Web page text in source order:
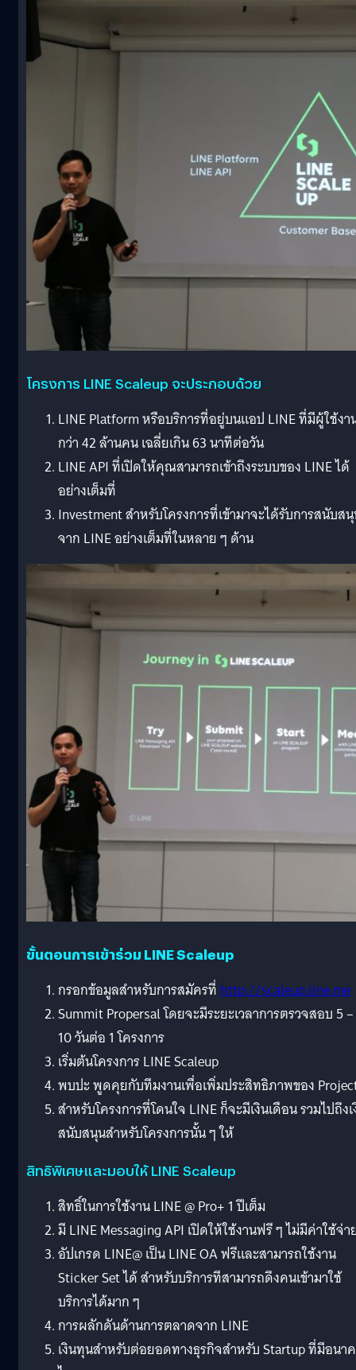
โครงการ LINE Scaleup จะประกอบด้วย
LINE Platform หรือบริการที่อยู่บนแอป LINE ที่มีผู้ใช้งา
กว่า 42 ล้านคน เฉลี่ยเกิน 63 นาทีต่อวัน
LINE API ที่เปิดให้คุณสามารถเข้าถึงระบบของ LINE ได้
อย่างเต็มที่
Investment สำหรับโครงการที่เข้ามาจะได้รับการสนับส
จาก LINE อย่างเต็มที่ในหลาย ๆ ด้าน
ขั้นตอนการเข้าร่วม LINE Scaleup
กรอกข้อมูลสำหรับการสมัครที่http://scaleup.line.me
Summit Propersal โดยจะมีระยะเวลาการตรวจสอบ 5 –
10 วันต่อ 1 โครงการ
เริ่มต้นโครงการ LINE Scaleup
พบปะ พูดคุยกับทีมงานเพื่อเพิ่มประสิทธิภาพของ
สำหรับโครงการที่โดนใจ LINE ก็จะมีเงินเดือน รวมไปถึง
สนับสนุนสำหรับโครงการนั้น ๆ ให้
สิทธิพิเศษและมอบให้ LINE Scaleup
สิทธิ์ในการใช้งาน LINE @ Pro+ 1 ปีเต็ม
มี LINE Messaging API เปิดให้ใช้งานฟรี ๆ ไม่มีค่าใช้จ่า
อัปเกรด LINE@ เป็น LINE OA ฟรีและสามารถใช้งาน
Sticker Set ได้ สำหรับบริการทีสามารถดึงคนเข้ามาใช้
บริการได้มาก ๆ
การผลักดันด้านการตลาดจาก LINE
เงินทุนสำหรับต่อยอดทางธุรกิจสำหรับ Startup ที่มีอนา